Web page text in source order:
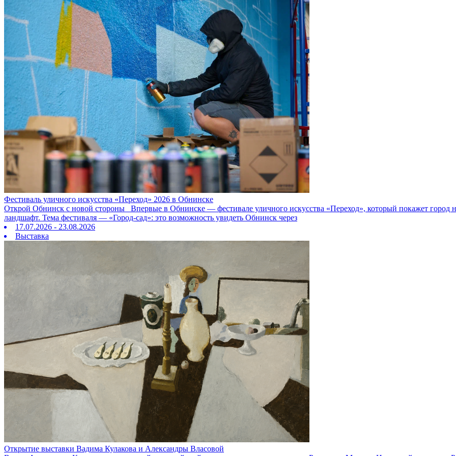
Фестиваль уличного искусства «Переход» 2026 в Обнинске
Открой Обнинск с новой стороны Впервые в Обнинске — фестивале уличного искусства «Переход», который покажет город
ландшафт. Тема фестиваля — «Город‑сад»: это возможность увидеть Обнинск через
17.07.2026 - 23.08.2026
Выставка
Открытие выставки Вадима Кулакова и Александры Власовой